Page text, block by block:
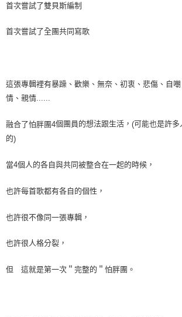
首次嘗試了雙貝斯編制
首次嘗試了全團共同寫歌
這張專輯裡有暴躁、歡樂、無奈、初衷、悲傷、自
情、親情
融合了怕胖團4個團員的想法跟生活， (可能也是許多
的)
當4個人的各自與共同被整合在一起的時候，
也許每首歌都有各自的個性，
也許很不像同一張專輯，
也許很人格分裂，
但 這就是第一次＂完整的＂怕胖團。